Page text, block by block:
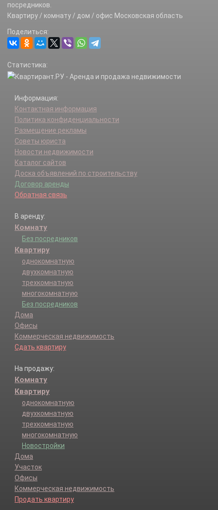
посредников.
Квартиру / комнату / дом / офис Московская область
Поделиться:
Статистика:
Информация:
Контактная информация
Политика конфиденциальности
Размещение рекламы
Советы юриста
Новости недвижимости
Каталог сайтов
Доска объявлений по строительству
Договор аренды
Обратная связь
В аренду:
Комнату
Без посредников
Квартиру
однокомнатную
двухкомнатную
трехкомнатную
многокомнатную
Без посредников
Дома
Офисы
Коммерческая недвижимость
Сдать квартиру
На продажу:
Комнату
Квартиру
однокомнатную
двухкомнатную
трехкомнатную
многокомнатную
Новостройки
Дома
Участок
Офисы
Коммерческая недвижимость
Продать квартиру